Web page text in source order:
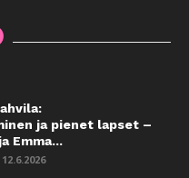
ja pienet lapset –
Emma...
12.6.2026